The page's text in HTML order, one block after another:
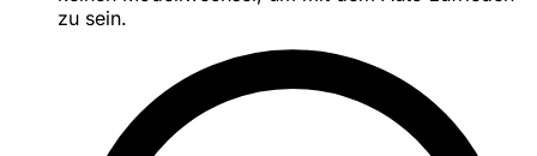
zu sein.